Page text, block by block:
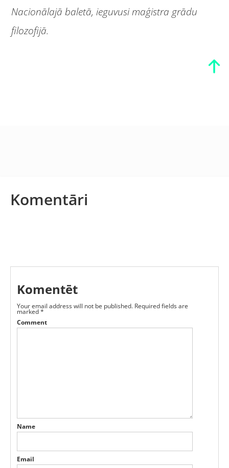
Nacionālajā baletā, ieguvusi maģistra grādu
filozofijā.
Komentāri
Komentēt
Your email address will not be published. Required fields are
marked*
Comment
Name
Email